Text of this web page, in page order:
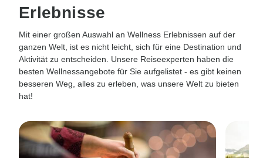
Erlebnisse
Mit einer großen Auswahl an Wellness Erlebnissen auf der
ganzen Welt, ist es nicht leicht, sich für eine Destination und
Aktivität zu entscheiden. Unsere Reiseexperten haben die
besten Wellnessangebote für Sie aufgelistet - es gibt keinen
besseren Weg, alles zu erleben, was unsere Welt zu bieten
hat!